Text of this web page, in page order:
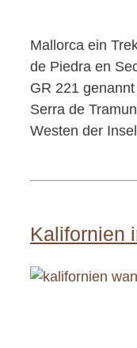
Mallorca ein
de Piedra en
GR 221
Serra de
Westen der
Kalifornien